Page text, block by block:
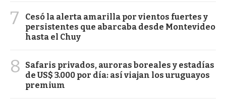
7
Cesó la alerta amarilla por vientos fuertes y
persistentes que abarcaba desde Montevideo
hasta el Chuy
8
Safaris privados, auroras boreales y estadías
de US$ 3.000 por día: así viajan los uruguayos
premium